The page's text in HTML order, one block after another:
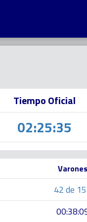
Tiempo Oficial
02:25:35
Varones
42 de